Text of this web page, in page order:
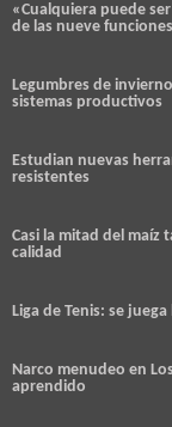
«Cualquiera puede
de las nueve
Legumbres de
sistemas productivos
Estudian nuevas
resistentes
Casi la mitad del maíz
calidad
Liga de Tenis: se
Narco menudeo en
aprendido